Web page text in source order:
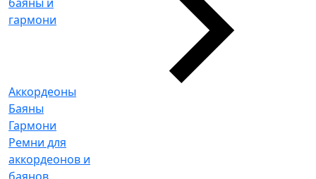
гармони
Аккордеоны
Баяны
Гармони
Ремни для
аккордеонов и